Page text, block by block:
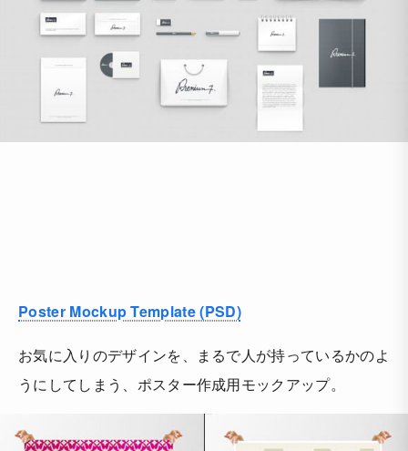
Poster Mockup Template (PSD)
お気に入りのデザインを、まるで人が持っているかのよ
うにしてしまう、ポスター作成用モックアップ。